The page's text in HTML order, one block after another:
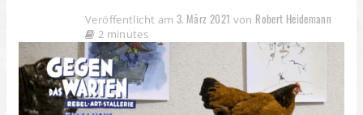
Veröffentlicht am 3. März 2021 von Robert Heidemann
2 minutes